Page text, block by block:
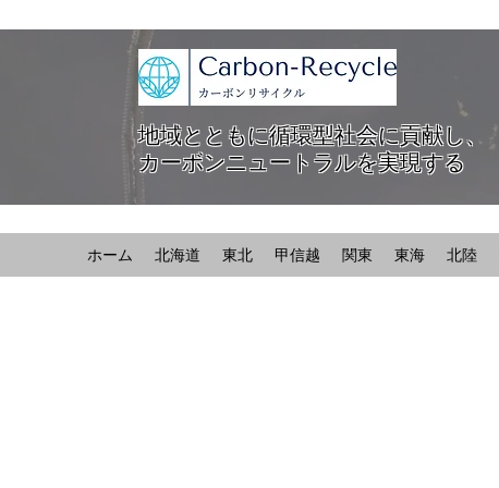
地域とともに循環型社会に貢献し、
カーボンニュートラルを実現する
ホーム 北海道 東北 甲信越 関東 東海 北陸